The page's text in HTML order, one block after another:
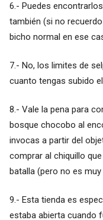
6.- Puedes
también (si no
bicho normal en ese
7.- No, los limites de
cuanto tengas subido
8.- Vale la pena para
bosque chocobo al
invocas a partir del
comprar al chiquillo
batalla (pero no es
9.- Esta tienda es
estaba abierta cuando